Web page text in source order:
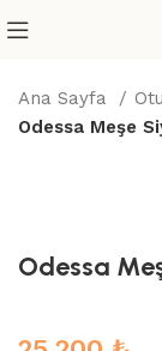
Ana Sayfa
Odessa Meşe
Odessa